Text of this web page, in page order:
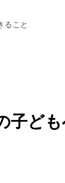
ること
子ど